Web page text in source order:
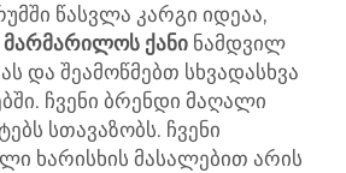
წასვლა კარგი იდეაა,
მარმარილოს ქანი ნამდვილ
და შეამოწმებთ სხვადასხვა
ჩვენი ბრენდი მაღალი
სთავაზობს. ჩვენი
ხარისხის მასალებით არის